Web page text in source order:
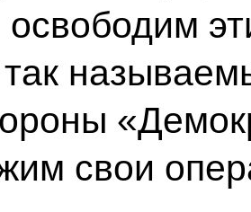
освободим
так
свои